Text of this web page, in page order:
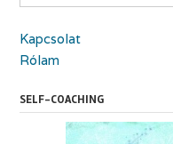
Kapcsolat
Rólam
SELF-COACHING